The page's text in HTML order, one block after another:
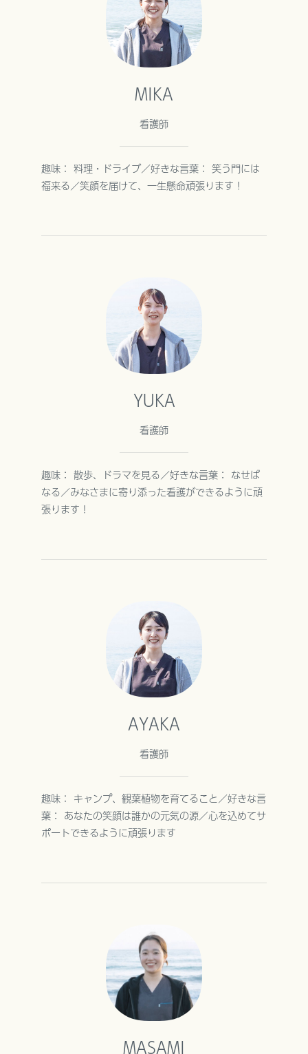
MIKA
看護師
趣味： 料理・ドライブ／好きな言葉： 笑う門には
福来る／笑顔を届けて、一生懸命頑張ります！
YUKA
看護師
趣味： 散歩、ドラマを見る／好きな言葉： なせば
なる／みなさまに寄り添った看護ができるように頑
張ります！
AYAKA
看護師
趣味： キャンプ、観葉植物を育てること／好きな言
葉： あなたの笑顔は誰かの元気の源／心を込めてサ
ポートできるように頑張ります
MASAMI